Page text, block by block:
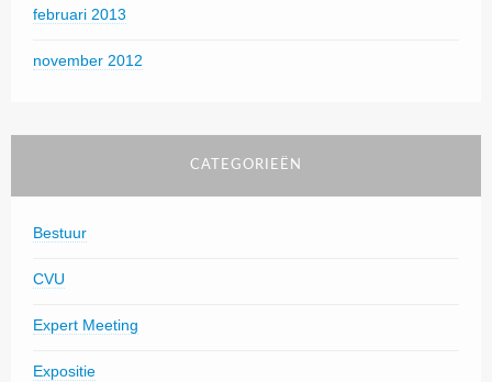
februari 2013
november 2012
CATEGORIEËN
Bestuur
CVU
Expert Meeting
Expositie